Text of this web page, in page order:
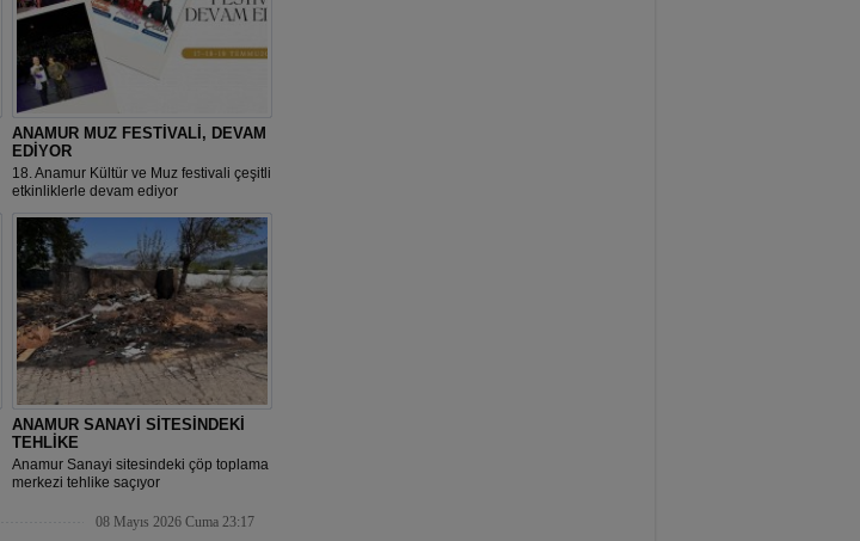
ANAMUR MUZ FESTİVALİ, DEVAM
EDİYOR
18. Anamur Kültür ve Muz festivali çeşitli
etkinliklerle devam ediyor
ANAMUR SANAYİ SİTESİNDEKİ
TEHLİKE
Anamur Sanayi sitesindeki çöp toplama
merkezi tehlike saçıyor
08 Mayıs 2026 Cuma 23:17